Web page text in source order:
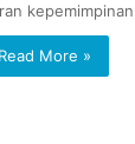
Read More »